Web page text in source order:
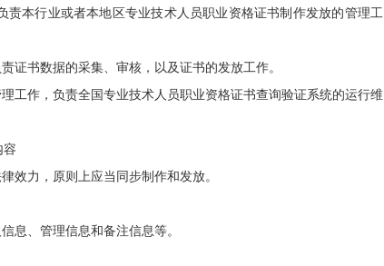
本行业或者本地区专业技术人员职业资格证书制作发放的管理工
证书数据的采集、审核，以及证书的发放工作。
工作，负责全国专业技术人员职业资格证书查询验证系统的运行维
容
效力，原则上应当同步制作和发放。
息、管理信息和备注信息等。